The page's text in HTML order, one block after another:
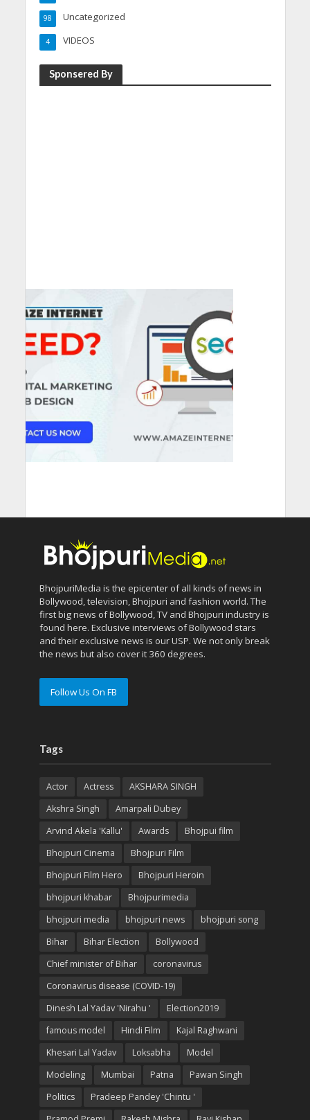
Uncategorized
98
VIDEOS
4
Sponsered By
BhojpuriMedia is the epicenter of all kinds of news in
Bollywood, television, Bhojpuri and fashion world. The
first big news of Bollywood, TV and Bhojpuri industry is
found here. Exclusive interviews of Bollywood stars
and their exclusive news is our USP. We not only break
the news but also cover it 360 degrees.
Follow Us On FB
Tags
Actor Actress
AKSHARA SINGH
Akshra Singh
Amarpali Dubey
Arvind Akela 'Kallu'
Awards
Bhojpui film
Bhojpuri Cinema
Bhojpuri Film
Bhojpuri Film Hero
Bhojpuri Heroin
bhojpuri khabar
Bhojpurimedia
bhojpuri media
bhojpuri news
bhojpuri song
Bihar
Bihar Election
Bollywood
Chief minister of Bihar
coronavirus
Coronavirus disease (COVID-19)
Dinesh Lal Yadav 'Nirahu '
Election2019
famous model
Hindi Film
Kajal Raghwani
Khesari Lal Yadav
Loksabha
Model
Modeling
Mumbai Patna
Pawan Singh
Politics
Pradeep Pandey 'Chintu '